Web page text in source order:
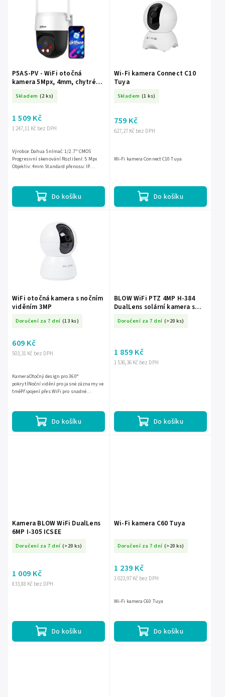
P5AS-PV - WiFi otočná
kamera 5Mpx, 4mm, chytré
ochrana - Dahua
Skladem (2 ks)
1 247,11 Kč bez DPH
1 509 Kč
Do košíku
Výrobce: Dahua Snímač: 1/2.7" CMOS
Progresivní skenování Rozlišení: 5 Mpx
Objektiv: 4mm Standard přenosu: IP
Wi-Fi kamera Connect C10
Tuya
Skladem (1 ks)
627,27 Kč bez DPH
759 Kč
Do košíku
Wi-Fi kamera Connect C10 Tuya
WiFi otočná kamera s nočním
viděním 3MP
Doručení za 7 dní (13 ks)
503,31 Kč bez DPH
609 Kč
Do košíku
KameraOtočný design pro 360°
pokrytíNoční vidění pro jasné záznamy ve
tměPřipojení přes WiFi pro snadné
BLOW WiFi PTZ 4MP H-384
DualLens solární kamera s
Doručení za 7 dní (>20 ks)
1 536,36 Kč bez DPH
1 859 Kč
Do košíku
Kamera BLOW WiFi DualLens
6MP I-305 ICSEE
Doručení za 7 dní (>20 ks)
833,88 Kč bez DPH
1 009 Kč
Do košíku
Wi-Fi kamera C60 Tuya
Doručení za 7 dní (>20 ks)
1 023,97 Kč bez DPH
1 239 Kč
Do košíku
Wi-Fi kamera C60 Tuya